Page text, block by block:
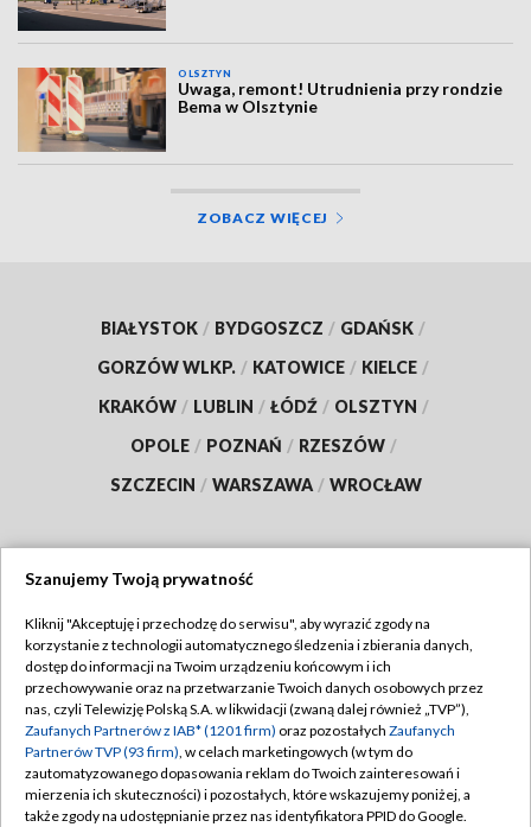
OLSZTYN
Uwaga, remont! Utrudnienia przy rondzie
Bema w Olsztynie
ZOBACZ WIĘCEJ
BIAŁYSTOK / BYDGOSZCZ / GDAŃSK /
GORZÓW WLKP. / KATOWICE / KIELCE /
KRAKÓW / LUBLIN / ŁÓDŹ / OLSZTYN /
OPOLE / POZNAŃ / RZESZÓW /
SZCZECIN / WARSZAWA / WROCŁAW
TVP
Abonament TVP
Emisja w TVP
Centrum informacji TVP
Naziemna Telewizja Cyfrowa
Regulamin TVP
Polityka prywatności
Moje zgody
Pomoc
Szanujemy Twoją prywatność
Kliknij "Akceptuję i przechodzę do serwisu", aby wyrazić zgody na
korzystanie z technologii automatycznego śledzenia i zbierania danych,
dostęp do informacji na Twoim urządzeniu końcowym i ich
przechowywanie oraz na przetwarzanie Twoich danych osobowych przez
nas, czyli Telewizję Polską S.A. w likwidacji (zwaną dalej również „TVP”),
Zaufanych Partnerów z IAB* (1201 firm) oraz pozostałych Zaufanych
Partnerów TVP (93 firm), w celach marketingowych (w tym do
zautomatyzowanego dopasowania reklam do Twoich zainteresowań i
mierzenia ich skuteczności) i pozostałych, które wskazujemy poniżej, a
także zgody na udostępnianie przez nas identyfikatora PPID do Google.